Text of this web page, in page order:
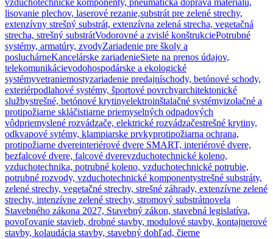
vzduchotechnické komponenty, pneumatická doprava materiálu,
lisovanie plechov, laserové rezanie,substrát pre zelené strechy,
extenzívny strešný substrát, extenzívna zelená strecha, vegetačná
strecha, strešný substrátVodorovné a zvislé konštrukciePotrubné
systémy, armatúry, zvodyZariadenie pre školy a
posluchárneKancelárske zariadenieSiete na prenos údajov,
telekomunikácievodohospodárske a ekologické
systémyvetraniemostyzariadenie predajníschody, betónové schody,
exteriérpodlahové systémy, športové povrchyarchitektonické
službystrešné, betónové krytinyelektroinštalačné systémyizolačné a
protipožiarne skláčistiarne priemyselných odpadových
vôdpriemyslené rozvádzače, elektrické rozvádzačestrešné krytiny,
odkvapové sytémy, klampiarske prvkyprotipožiarna ochrana,
protipožiarne dvereinteriérové dvere SMART, interiérové dvere,
bezfalcové dvere, falcové dverevzduchotechnické koleno,
vzduchotechnika, potrubné koleno, vzduchotechnické potrubie,
potrubné rozvody, vzduchotechnické komponentystrešné substráty,
zelené strechy, vegetačné strechy, strešné záhrady, extenzívne zelené
strechy, intenzívne zelené strechy, stromový substrátnovela
Stavebného zákona 2027, Stavebný zákon, stavebná legislatíva,
povoľovanie stavieb, drobné stavby, modulové stavby, kontajnerové
stavby, kolaudácia stavby, stavebný dohľad, čierne